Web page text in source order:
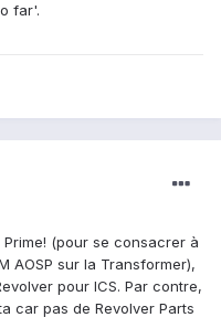
far'.
Prime! (pour se consacrer à
AOSP sur la Transformer),
pour ICS. Par contre,
car pas de Revolver Parts